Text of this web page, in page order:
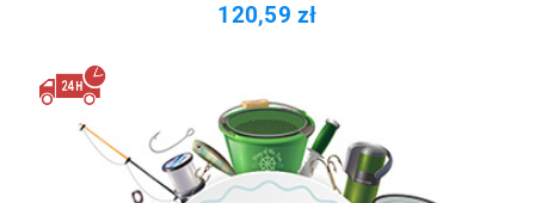
120,59 zł